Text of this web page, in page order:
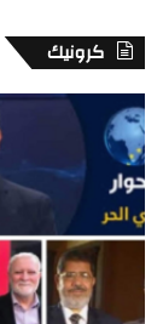
كرونيك